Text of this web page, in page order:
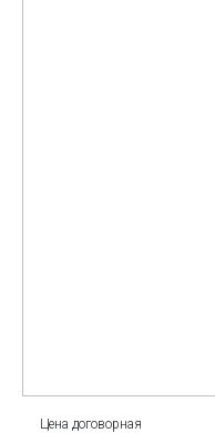
Цена договорная